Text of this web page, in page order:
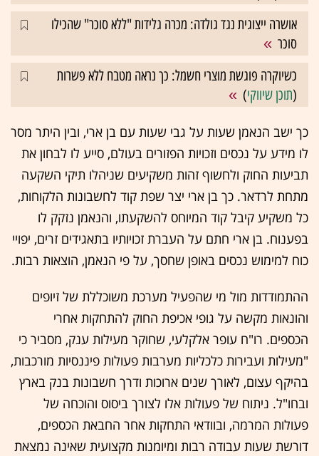
אושרה ייצוגית נגד גולדה: מכרה גלידות "ללא סוכר" שהכילו
סוכר
כשיוקרה פוגשת מוצרי חשמל: כך נראה מטבח ללא פשרות
(תוכן שיווקי)
כך ישב הנאמן שעות על גבי שעות עם בן ארי, ובין היתר מסר
לו מידע על נכסים וזכויות הפזורים בעולם, סייע לו לבחון את
תביעות החוק ולחשוף זהות משקיעים שניהלו תיקי השקעה
מתחת לרדאר. כך בן ארי יצר שפת קוד לחשבונות הלקוחות,
כל משקיע קיבל קוד המיוחס להשקעתו, והנאמן נזקק לו
בפענוח. בן ארי חתם על העברת זכויותיו בתאגידים זרים, יפויי
כוח למימוש נכסים באופן שחסך, על פי הנאמן, הוצאות רבות.
ההתמודדות מול מי שהפעיל מערכת משוכללת של זיופים
והונאות מקשה על גופי אכיפת החוק להתחקות אחרי
הכספים. רו"ח עופר אלקלעי, שחוקר מעילות ענק, מסביר כי
"מעילות ועבירות כלכליות מערבות פעולות פיננסיות מורכבות,
בהיקף עצום, לאורך שנים ארוכות ודרך חשבונות בנק בארץ
ובחו"ל. ניתוח של פעולות אלו לצורך ביסוס והוכחה של
פעולות המרמה, ובוודאי התחקות אחר החבאת הכספים,
דורשת שעות עבודה רבות ומיומנות מקצועית שאינה נמצאת